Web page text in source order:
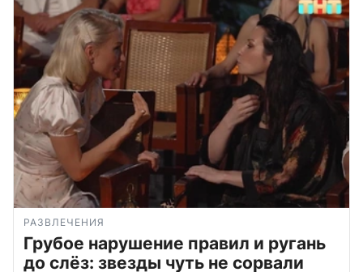
РАЗВЛЕЧЕНИЯ
Грубое нарушение правил и ругань
до слёз: звезды чуть не сорвали